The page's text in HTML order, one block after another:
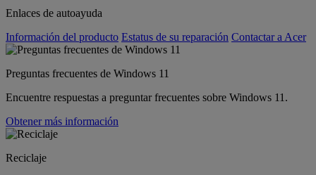
Enlaces de autoayuda
Información del producto Estatus de su reparación Contactar a Acer
Preguntas frecuentes de Windows 11
Encuentre respuestas a preguntar frecuentes sobre Windows 11.
Obtener más información
Reciclaje